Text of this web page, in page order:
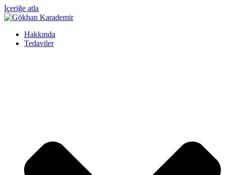
İçeriğe atla
Hakkında
Tedaviler